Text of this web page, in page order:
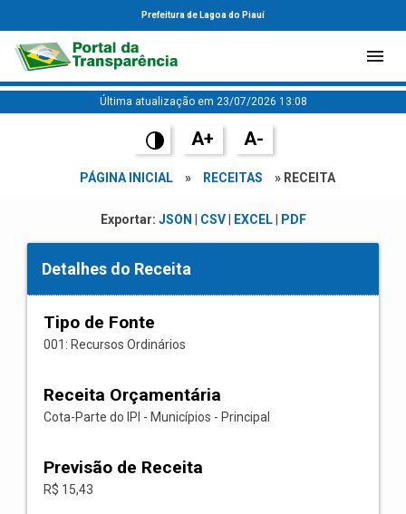
Prefeitura de Lagoa do Piauí
Última atualização em 23/07/2026 13:08
A+ A-
PÁGINA INICIAL » RECEITAS » RECEITA
Exportar: JSON CSV| EXCEL| PDF
Detalhes do Receita
Tipo de Fonte
001: Recursos Ordinários
Receita Orçamentária
Cota-Parte do IPI - Municípios - Principal
Previsão de Receita
R$ 15,43